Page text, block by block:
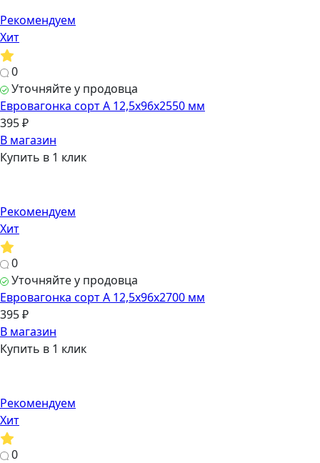
Рекомендуем
Хит
0
Уточняйте у продовца
Евровагонка сорт А 12,5х96х2550 мм
395 ₽
В магазин
Купить в 1 клик
Рекомендуем
Хит
0
Уточняйте у продовца
Евровагонка сорт А 12,5х96х2700 мм
395 ₽
В магазин
Купить в 1 клик
Рекомендуем
Хит
0